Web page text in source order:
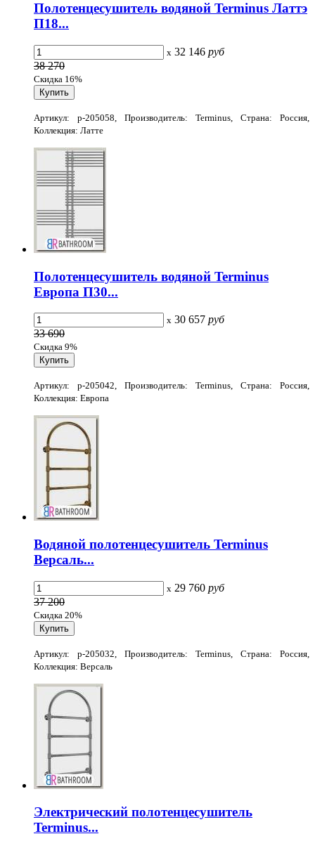
Полотенцесушитель водяной Terminus Латтэ
П18...
x 32 146 руб
38 270
Скидка 16%
Артикул: p-205058, Производитель: Terminus, Страна: Россия,
Коллекция: Латте
Полотенцесушитель водяной Terminus
Европа П30...
x 30 657 руб
33 690
Скидка 9%
Артикул: p-205042, Производитель: Terminus, Страна: Россия,
Коллекция: Европа
Водяной полотенцесушитель Terminus
Версаль...
x 29 760 руб
37 200
Скидка 20%
Артикул: p-205032, Производитель: Terminus, Страна: Россия,
Коллекция: Версаль
Электрический полотенцесушитель
Terminus...